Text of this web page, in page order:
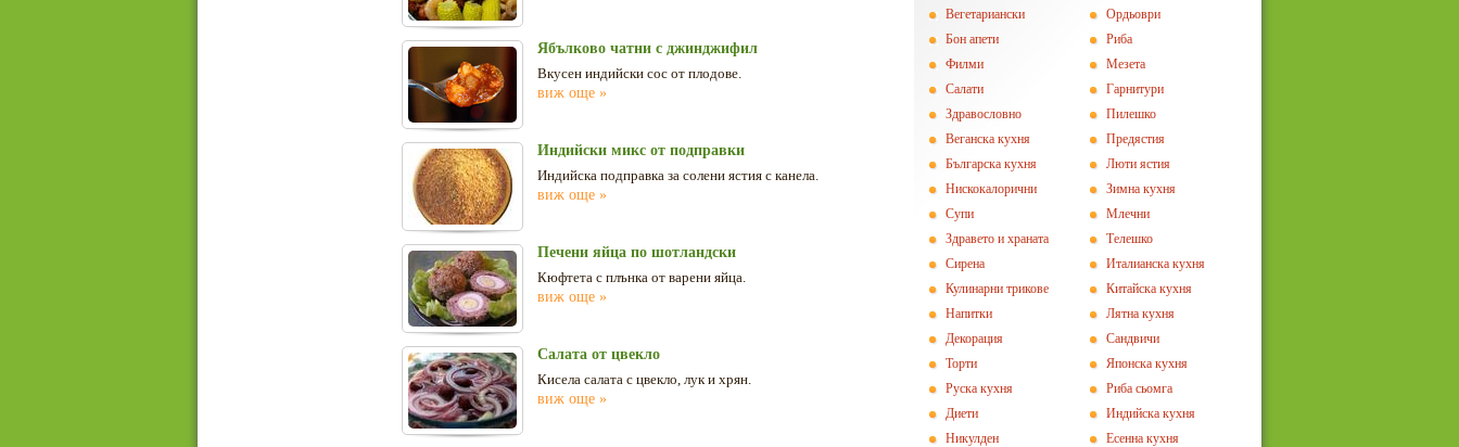
Ябълково чатни с джинджифил
Вкусен индийски сос от плодове.
виж още »
Индийски микс от подправки
Индийска подправка за солени ястия с канела.
виж още »
Печени яйца по шотландски
Кюфтета с плънка от варени яйца.
виж още »
Салата от цвекло
Кисела салата с цвекло, лук и хрян.
виж още »
Вегeтариански
Ордьоври
Бон апети
Риба
Филми
Мезета
Салати
Гарнитури
Здравословно
Пилешко
Веганска кухня
Предястия
Българска кухня
Люти ястия
Нискокалорични
Зимна кухня
Супи
Млечни
Здравето и храната
Телешко
Сирена
Италианска кухня
Кулинарни трикове
Китайска кухня
Напитки
Лятна кухня
Декорация
Сандвичи
Торти
Японска кухня
Руска кухня
Риба сьомга
Диети
Индийска кухня
Никулден
Есенна кухня